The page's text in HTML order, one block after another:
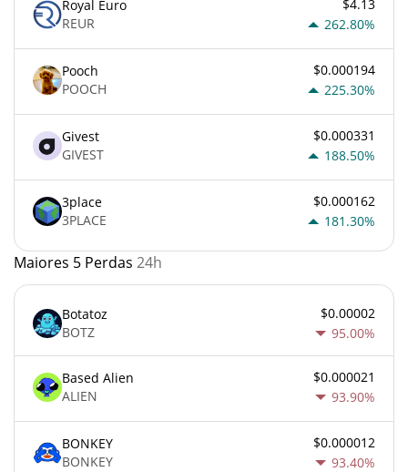
Royal Euro
REUR
$4.13
262.80%
Pooch
POOCH
$0.000194
225.30%
Givest
GIVEST
$0.000331
188.50%
3place
3PLACE
$0.000162
181.30%
Maiores 5 Perdas 24h
Botatoz
BOTZ
$0.00002
95.00%
Based Alien
ALIEN
$0.000021
93.90%
BONKEY
BONKEY
$0.000012
93.40%